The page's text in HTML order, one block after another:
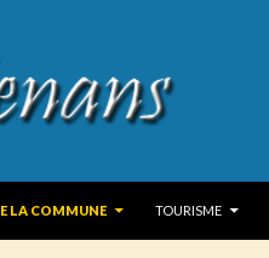
LA COMMUNE
TOURISME